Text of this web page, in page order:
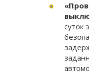
суток